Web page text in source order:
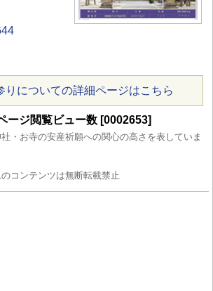
りについての詳細ページはこちら
ージ閲覧ビュー数 [0002653]
・お寺の安産祈願への関心の高さを表していま
コンテンツは無断転載禁止